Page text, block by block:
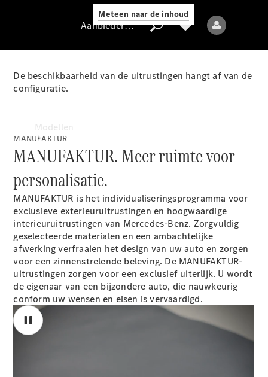
Meteen naar de inhoud
Alle modellen
Nieuwe modellen
Elektrische modellen
Plug-in Hybrid modellen
Limousine
Aanbieder / Gegevensbescherming
De beschikbaarheid van de uitrustingen hangt af van de
configuratie.
MANUFAKTUR
MANUFAKTUR. Meer ruimte voor
personalisatie.
MANUFAKTUR is het individualiseringsprogramma voor
exclusieve exterieuruitrustingen en hoogwaardige
interieuruitrustingen van Mercedes-Benz. Zorgvuldig
geselecteerde materialen en een ambachtelijke
afwerking verfraaien het design van uw auto en zorgen
voor een zinnenstrelende beleving. De MANUFAKTUR-
uitrustingen zorgen voor een exclusief uiterlijk. U wordt
de eigenaar van een bijzondere auto, die nauwkeurig
conform uw wensen en eisen is vervaardigd.